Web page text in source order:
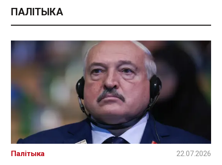
ПАЛІТЫКА
Палітыка 22.07.2026